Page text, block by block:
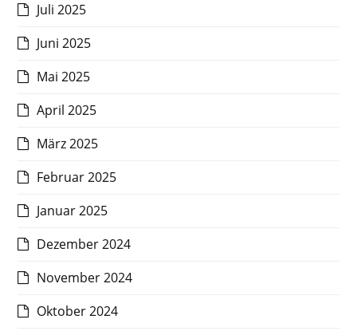
Juli 2025
Juni 2025
Mai 2025
April 2025
März 2025
Februar 2025
Januar 2025
Dezember 2024
November 2024
Oktober 2024